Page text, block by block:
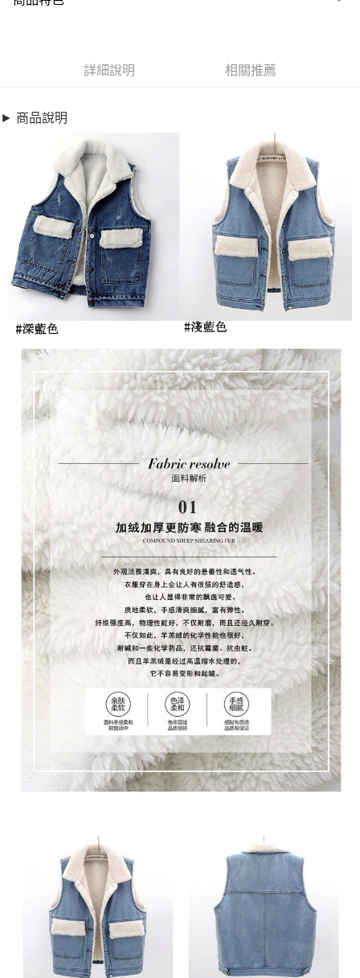
信用卡一次付款
街口支付
全盈+PAY
AFTEE先享後付
相關說明
【關於「AFTEE先享後付」】
AFTEE先享後付是「在收到商品之後才付款」的支付方式。 讓您購物簡單
便利好安心！
１．簡單：不需註冊會員、不需綁卡、不需儲值。
２．便利：只要手機號碼，簡訊認證，即可結帳。
３．安心：先確認商品／服務後，再付款。
【「AFTEE先享後付」結帳流程】
１．於結帳方式選擇「AFTEE先享後付」後，將跳轉至「AFTEE先享後付」
結帳頁面，進行簡訊認證並確認金額後，即可完成結帳。
２．訂單成立數日內，您將收到繳費通知簡訊。
３．收到繳費通知簡訊後14天內，點擊此簡訊中的連結，可透過四大超商／
ATM／網路銀行／等多元方式進行付款，方視為交易完成。
※ 請注意：結帳手續完成當下不需立刻繳費，但若您需要取消訂單，請聯絡
購買商品的店家。未經商家同意取消之訂單仍視為有效，需透過AFTEE先享
後付繳納相關費用。
※ 交易是否成功請以「AFTEE先享後付 」之結帳頁面顯示為準，若有關於
是否繳費成功／繳費後需取消欲退款等相關疑問，請聯繫「AFTEE先享後付
客戶支援中心」
https://netprotections.freshdesk.com/support/home
【注意事項】
１．透過由恩沛科技股份有限公司提供之「AFTEE先享後付」服務完成之交
易，需依本服務之必要範圍內提供個人資料，並將交易相關給付款項請求債
權轉讓予恩沛科技股份有限公司。
２．關於個人資料處理事宜，請瀏覽以下網址：
https://aftee.tw/terms/#terms3
３．未成年的使用者請事先徵得法定代理人或監護人之同意方可使用
「AFTEE先享後付」，若未經同意申辦者引起之損失，本公司不負相關責
４．使用「AFTEE先享後付」時，將依據個別帳號之用戶狀況，依本公司即
時審查核予不同之上限額度；若仍有額度不足之情形，本公司將視審查結果
請求用戶進行身份認證。
５．嚴禁一人註冊多個帳號或使用他人資訊註冊。若發現惡意使用之情形，
恩沛科技股份有限公司將有權停止該用戶之使用額度並採取法律行動。
ATM付款
運送方式
全家取貨付款
每筆NT$79，滿NT$599(含以上)免運費
付款後全家取貨
每筆NT$79，滿NT$599(含以上)免運費
每筆NT$79，滿NT$1,000(含以上)免運費
付款後7-11取貨
每筆NT$79，滿NT$1,000(含以上)免運費
宅配
每筆NT$90，滿NT$1,000(含以上)免運費
宅配離島
每筆NT$100，滿NT$1,500(含以上)免運費
【XC092260】
加大碼/時髦丹寧款
質感釘珠、刷破感設計
加厚加絨 經典翻領造型
銷售重點
加大碼 刷毛 丹寧 背心 水洗刷破釘珠絨毛牛仔背心外套(M-4XL)
【XC092260】
加大碼/時髦丹寧款
質感釘珠、刷破感設計
加厚加絨 經典翻領造型
詳細說明 相關推薦
► 商品說明